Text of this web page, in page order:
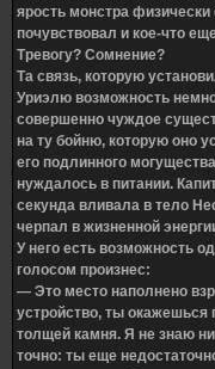
ярость монстра
почувствовал и кое-что
Тревогу? Сомнение?
Та связь, которую
Уриэлю возможность
совершенно чуждое
на ту бойню, которую оно
его подлинного
нуждалось в питании.
секунда вливала в тело
черпал в жизненной
У него есть возможность
голосом произнес:
— Это место наполнено
устройство, ты
толщей камня. Я не знаю
точно: ты еще